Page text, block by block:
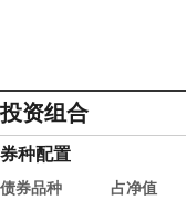
投资组合
券种配置
债券品种 占净值